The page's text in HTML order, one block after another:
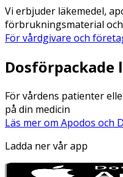
Vi erbjuder läkemedel,
förbrukningsmaterial
För vårdgivare och
Dosförpackade
För vårdens patienter
på din medicin
Läs mer om Apodos och
Ladda ner vår app